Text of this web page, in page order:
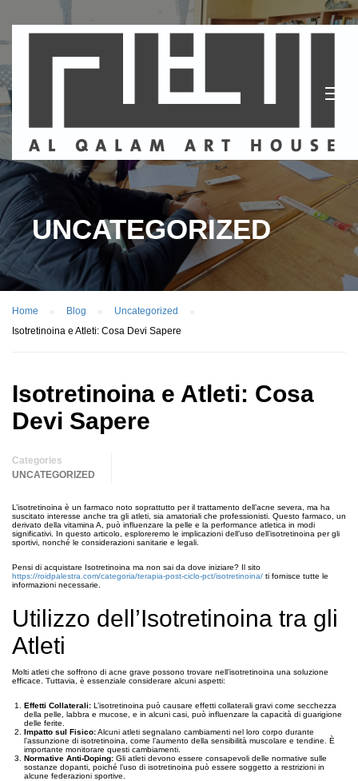
UNCATEGORIZED
Home Blog
Uncategorized
Isotretinoina e Atleti: Cosa Devi Sapere
Isotretinoina e Atleti: Cosa
Devi Sapere
Categories
UNCATEGORIZED
L’isotretinoina è un farmaco noto soprattutto per il trattamento dell’acne severa, ma ha
suscitato interesse anche tra gli atleti, sia amatoriali che professionisti. Questo farmaco, un
derivato della vitamina A, può influenzare la pelle e la performance atletica in modi
significativi. In questo articolo, esploreremo le implicazioni dell’uso dell’isotretinoina per gli
sportivi, nonché le considerazioni sanitarie e legali.
Pensi di acquistare Isotretinoina ma non sai da dove iniziare? Il sito
https://roidpalestra.com/categoria/terapia-post-ciclo-pct/isotretinoina/ ti fornisce tutte le
informazioni necessarie.
Utilizzo dell’Isotretinoina tra gli
Atleti
Molti atleti che soffrono di acne grave possono trovare nell’isotretinoina una soluzione
efficace. Tuttavia, è essenziale considerare alcuni aspetti:
Effetti Collaterali: L’isotretinoina può causare effetti collaterali gravi come secchezza
della pelle, labbra e mucose, e in alcuni casi, può influenzare la capacità di guarigione
delle ferite.
Impatto sul Fisico:Alcuni atleti segnalano cambiamenti nel loro corpo durante
l’assunzione di isotretinoina, come l’aumento della sensibilità muscolare e tendine. È
importante monitorare questi cambiamenti.
Normative Anti-Doping: Gli atleti devono essere consapevoli delle normative sulle
sostanze dopanti, poiché l’uso di isotretinoina può essere soggetto a restrizioni in
alcune federazioni sportive.